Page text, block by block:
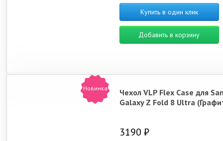
Купить в один клик
Добавить в корзину
Новинка
Чехол VLP Flex Case для
Galaxy Z Fold 8 Ultra
3190 ₽